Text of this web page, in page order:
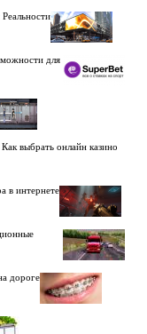
для
Как выбрать онлайн казино
в интернете
дороге